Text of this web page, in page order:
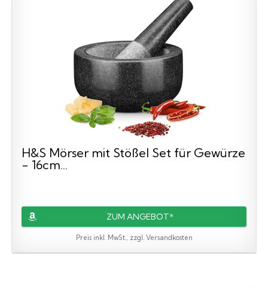
H&S Mörser mit Stößel Set für Gewürze
- 16cm...
ZUM ANGEBOT*
Preis inkl. MwSt., zzgl. Versandkosten